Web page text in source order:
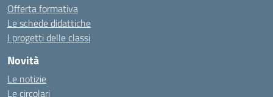
Offerta formativa
Le schede didattiche
I progetti delle classi
Novità
Le notizie
Le circolari